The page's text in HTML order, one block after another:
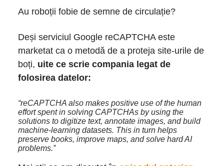
Au roboții fobie de semne de circulație?
Deși serviciul Google reCAPTCHA este
marketat ca o metodă de a proteja site-urile de
boți, uite ce scrie compania legat de
folosirea datelor:
“reCAPTCHA also makes positive use of the human
effort spent in solving CAPTCHAs by using the
solutions to digitize text, annotate images, and build
machine-learning datasets. This in turn helps
preserve books, improve maps, and solve hard AI
problems.”